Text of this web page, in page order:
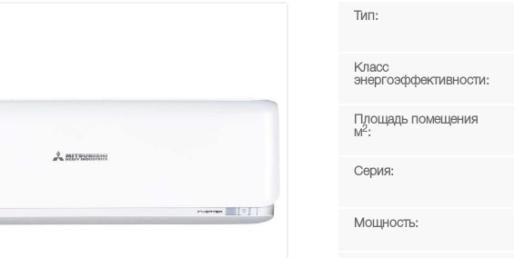
Тип:
Класс
энергоэффективности:
Площадь помещения
м2:
Серия:
Мощность: